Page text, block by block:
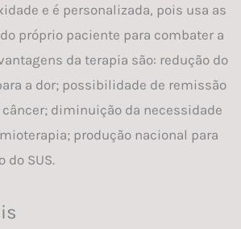
e é personalizada, pois usa as
próprio paciente para combater a
da terapia são: redução do
a dor; possibilidade de remissão
diminuição da necessidade
produção nacional para
SUS.